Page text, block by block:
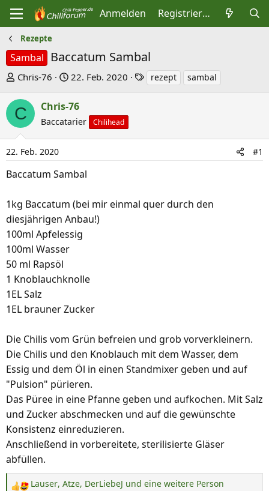
Anmelden Registrieren
Rezepte
Sambal Baccatum Sambal
E
s
t
e
l
e
Chris-76
E
s
t
l
t
m
22. Feb. 2020
w
t
rezept sambal
C Chris-76
Baccatarier Chilihead
22. Feb. 2020 #1
Baccatum Sambal
1kg Baccatum (bei mir einmal quer durch den
diesjährigen Anbau!)
100ml Apfelessig
100ml Wasser
50 ml Rapsöl
1 Knoblauchknolle
1EL Salz
1EL brauner Zucker
Die Chilis vom Grün befreien und grob vorverkleinern.
Die Chilis und den Knoblauch mit dem Wasser, dem
Essig und dem Öl in einen Standmixer geben und auf
"Pulsion" pürieren.
Das Püree in eine Pfanne geben und aufkochen. Mit Salz
und Zucker abschmecken und auf die gewünschte
Konsistenz einreduzieren.
Anschließend in vorbereitete, sterilisierte Gläser
abfüllen.
Lauser, Atze, DerLiebeJ und eine weitere Person